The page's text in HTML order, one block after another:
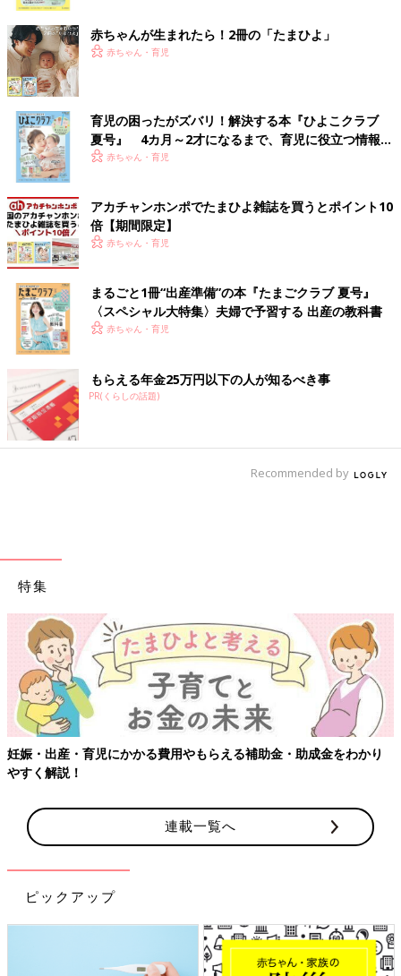
赤ちゃんが生まれたら！2冊の「たまひよ」
赤ちゃん・育児
育児の困ったがズバリ！解決する本『ひよこクラブ
夏号』 4カ月～2才になるまで、育児に役立つ情報が
いっぱい！
赤ちゃん・育児
アカチャンホンポでたまひよ雑誌を買うとポイント10
倍【期間限定】
赤ちゃん・育児
まるごと1冊“出産準備”の本『たまごクラブ 夏号』
〈スペシャル大特集〉夫婦で予習する 出産の教科書
赤ちゃん・育児
もらえる年金25万円以下の人が知るべき事
PR(くらしの話題)
Recommended by
特集
妊娠・出産・育児にかかる費用やもらえる補助金・助成金をわかり
やすく解説！
連載一覧へ
ピックアップ